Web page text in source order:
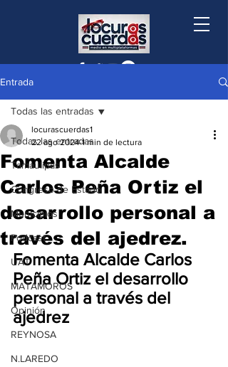
Entrada
Todas las entradas
Tamaulipas
Congreso de Estado
Municipios
Podcast
UAT
MATAMOROS
Opinión
REYNOSA
N.LAREDO
Todas las entradas
Fomenta Alcalde
Carlos Peña Ortiz el
desarrollo personal a
través del ajedrez.
locurascuerdas1
22 ago 2024 1 min de lectura
Fomenta Alcalde Carlos
Peña Ortiz el desarrollo
personal a través del
ajedrez